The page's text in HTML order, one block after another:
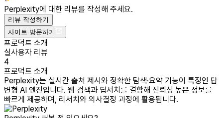
Perplexity에 대한 리뷰를 작성해 주세요.
리뷰 작성하기
사이트 방문하기
프로덕트 소개
실사용자 리뷰
4
프로덕트 소개
Perplexity는 실시간 출처 제시와 정확한 탐색·요약 기능이 특징인 답
변형 AI 엔진입니다. 웹 검색과 딥서치를 결합해 신뢰성 높은 정보를
빠르게 제공하며, 리서치와 의사결정 과정에 활용됩니다.